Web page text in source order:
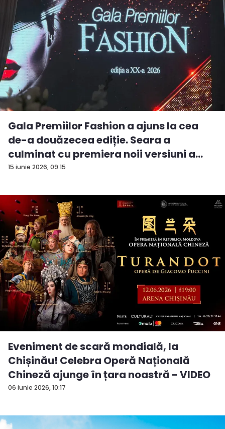
15 iunie 2026, 09:15
Gala Premiilor Fashion a ajuns la cea
de-a douăzecea ediție. Seara a
culminat cu premiera noii versiuni a
pie...
06 iunie 2026, 10:17
Eveniment de scară mondială, la
Chișinău! Celebra Operă Națională
Chineză ajunge în țara noastră - VIDEO